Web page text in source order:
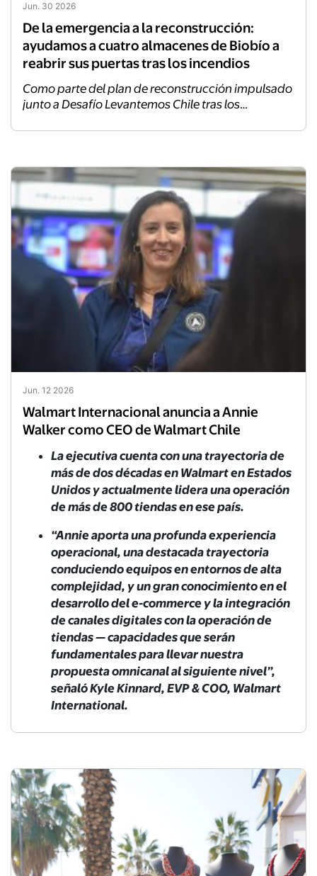
Jun. 30 2026
De la emergencia a la reconstrucción:
ayudamos a cuatro almacenes de Biobío a
reabrir sus puertas tras los incendios
Como parte del plan de reconstrucción impulsado
junto a Desafío Levantemos Chile tras los
familias de Penco y Tomé recibieron nuevos
permitirán recuperar sus fuentes de ingreso y
volver a abastecer a sus comunidades.
Jun. 12 2026
Walmart Internacional anuncia a Annie
Walker como CEO de Walmart Chile
La ejecutiva cuenta con una trayectoria de
más de dos décadas en Walmart en Estados
Unidos y actualmente lidera una operación
de más de 800 tiendas en ese país.
“Annie aporta una profunda experiencia
operacional, una destacada trayectoria
conduciendo equipos en entornos de alta
complejidad, y un gran conocimiento en el
desarrollo del e-commerce y la integración
de canales digitales con la operación de
tiendas — capacidades que serán
fundamentales para llevar nuestra
propuesta omnicanal al siguiente nivel”,
señaló Kyle Kinnard, EVP & COO, Walmart
International.